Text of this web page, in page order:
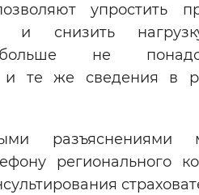
упростить
и снизить
больше не
и те же сведения в
разъяснениями
регионального